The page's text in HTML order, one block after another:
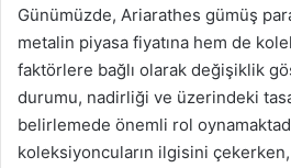
Günümüzde, Ariarathes gümüş
metalin piyasa fiyatına hem de
faktörlere bağlı olarak değişiklik
durumu, nadirliği ve üzerindeki
belirlemede önemli rol
koleksiyoncuların ilgisini